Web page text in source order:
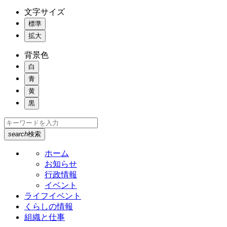
文字サイズ
標準
拡大
背景色
白
青
黄
黒
search検索
ホーム
お知らせ
行政情報
イベント
ライフイベント
くらしの情報
組織と仕事